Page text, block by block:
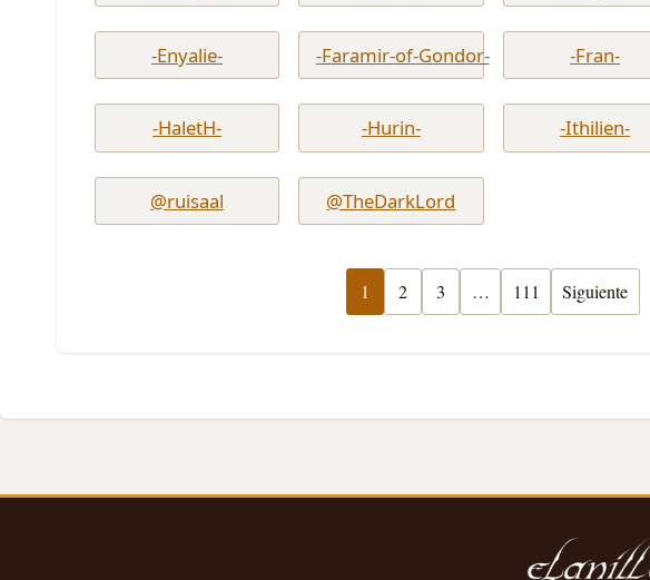
-Enyalie- -Faramir-of-Gondor- -Fran-
-HaletH- -Hurin- -Ithilien-
@ruisaal @TheDarkLord
1 2 3 … 111 Siguiente